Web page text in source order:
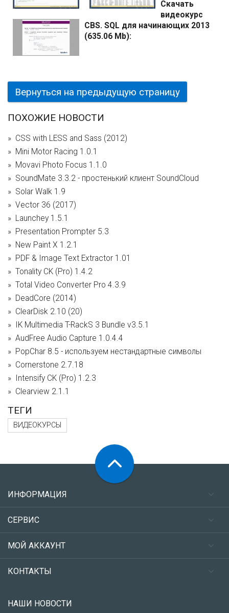
Скачать
видеокурс
CBS. SQL для начинающих 2013
(635.06 Mb):
Вернуться на предыдущую страницу
ПОХОЖИЕ НОВОСТИ
CSS with LESS and Sass (2012)
Mini Motor Racing 1.0.1
Movavi Photo Focus 1.1.0
SoundMate 3.3.2 - простенький клиент SoundCloud
Solar Walk 1.9
Vector 36 (2017)
Launchey 1.5.1
Presentation Prompter 5.3
New Paint X 1.2.1
PDF & Image Text Extractor 1.01
Tonality CK (Pro) 1.4.2
Total Video Converter Pro 4.3.9
DeadCore (2014)
ClearDisk 2.10 (20)
IK Multimedia T-RackS 3 Bundle v3.5.1
AudFree Audio Capture 1.0.4.4
PopChar 8.5 - используем нестандартные символы
Cornerstone 2.7.18
Intensify CK (Pro) 1.2.3
Clearview 2.1.1
ТЕГИ
ВИДЕОКУРСЫ
ИНФОРМАЦИЯ
СЕРВИС
МОЙ АККАУНТ
КОНТАКТЫ
НАШИ НОВОСТИ